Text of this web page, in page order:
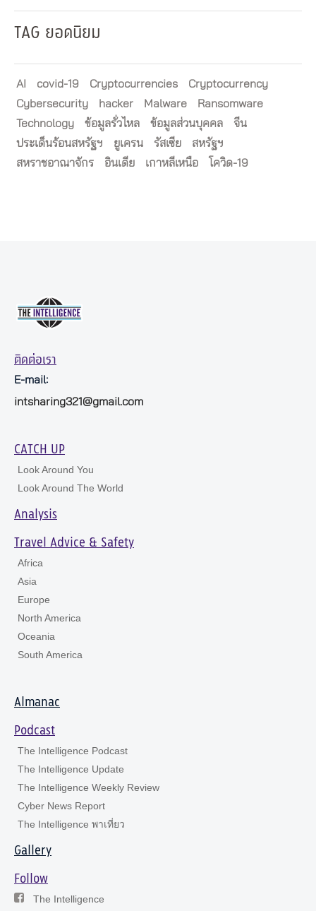
TAG ยอดนิยม
AI covid-19 Cryptocurrencies
Cryptocurrency
Cybersecurity
hacker Malware
Ransomware
Technology
ข้อมูลรั่วไหล ข้อมูลส่วนบุคคล
จีน
ประเด็นร้อนสหรัฐฯ
ยูเครน รัสเซีย
สหรัฐฯ
สหราชอาณาจักร
อินเดีย เกาหลีเหนือ โควิด-19
ติดต่อเรา
E-mail:
intsharing321@gmail.com
CATCH UP
Look Around You
Look Around The World
Analysis
Travel Advice & Safety
Africa
Asia
Europe
North America
Oceania
South America
Almanac
Podcast
The Intelligence Podcast
The Intelligence Update
The Intelligence Weekly Review
Cyber News Report
The Intelligence พาเที่ยว
Gallery
Follow
The Intelligence